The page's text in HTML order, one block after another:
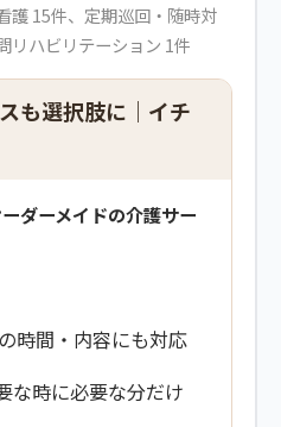
護 15件、定期巡回・随時対
リハビリテーション 1件
も選択肢に｜イチ
ダーメイドの介護サー
時間・内容にも対応
な時に必要な分だけ